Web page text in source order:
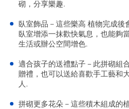
砌，分享樂趣.
臥室飾品－這些樂高 植物完成後
臥室增添一抹歡快氣息，也能夠
生活或辦公空間增色.
適合孩子的送禮點子－此拼砌組
贈禮，也可以送給喜歡手工藝和
人.
拼砌更多花朵－這些積木組成的